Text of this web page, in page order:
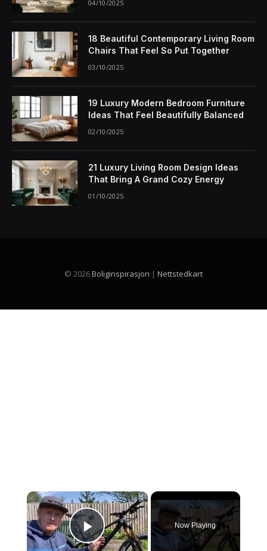
04/10/2025
18 Beautiful Contemporary Living Room
Chairs That Feel So Put Together
03/10/2025
19 Luxury Modern Bedroom Furniture
Ideas That Feel Beautifully Balanced
02/10/2025
21 Luxury Living Room Design Ideas
That Bring A Grand Cozy Energy
01/10/2025
© 2026Boliginspirasjon | Nettstedkart
×
Play Video
Now Playing